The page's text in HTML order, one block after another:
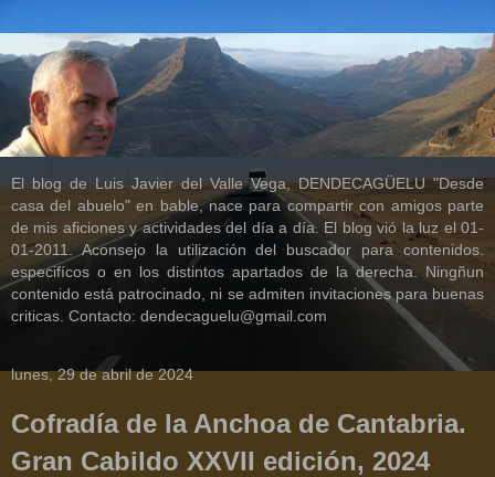
El blog de Luis Javier del Valle Vega, DENDECAGÜELU "Desde
casa del abuelo" en bable, nace para compartir con amigos parte
de mis aficiones y actividades del día a día. El blog vió la luz el 01-
01-2011. Aconsejo la utilización del buscador para contenidos.
especifícos o en los distintos apartados de la derecha. Ningñun
contenido está patrocinado, ni se admiten invitaciones para buenas
criticas. Contacto: dendecaguelu@gmail.com
lunes, 29 de abril de 2024
Cofradía de la Anchoa de Cantabria.
Gran Cabildo XXVII edición, 2024